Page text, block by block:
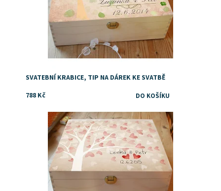
SVATEBNÍ KRABICE, TIP NA DÁREK KE SVATBĚ
788 Kč